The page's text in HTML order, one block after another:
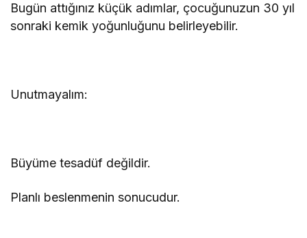
Bugün attığınız küçük adımlar, çocuğunuzun 30 yıl
sonraki kemik yoğunluğunu belirleyebilir.
Unutmayalım:
Büyüme tesadüf değildir.
Planlı beslenmenin sonucudur.